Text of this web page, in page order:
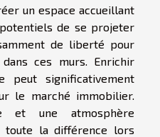
un espace accueillant
de se projeter
de liberté pour
ces murs. Enrichir
peut significativement
le marché immobilier.
et une atmosphère
toute la différence lors